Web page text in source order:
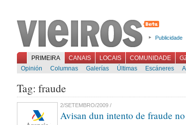
Publicidade
PRIMEIRA CANAIS LOCAIS COMUNIDADE
Opinión
Columnas Galerías Últimas Escáneres
Tag: fraude
2/SETEMBRO/2009 /
Avisan dun intento de fraude